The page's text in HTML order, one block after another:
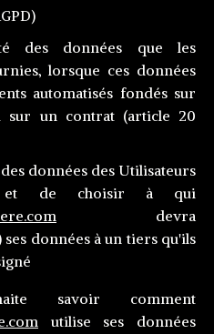
des données que les
lorsque ces données
automatisés fondés sur
sur un contrat (article 20
données des Utilisateurs
et de choisir à qui
devra
données à un tiers qu'ils
savoir comment
utilise ses données